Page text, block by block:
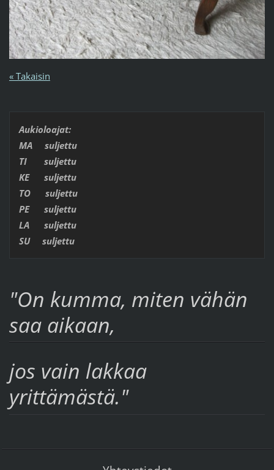
« Takaisin
Aukioloajat:
MA suljettu
TI suljettu
KE suljettu
TO suljettu
PE suljettu
LA suljettu
SU suljettu
"On kumma, miten vähän
saa aikaan,
jos vain lakkaa
yrittämästä."